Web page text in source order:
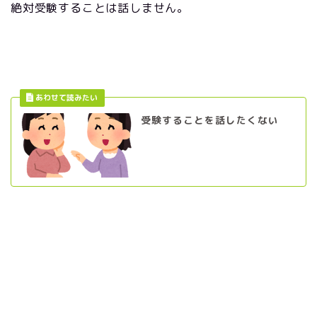
絶対受験することは話しません。
受験することを話したくない